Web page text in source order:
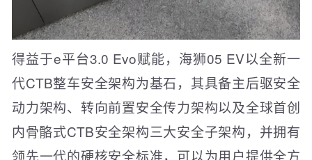
得益于e平台3.0 Evo赋能，海狮05 EV以全新一
代CTB整车安全架构为基石，其具备主后驱安全
动力架构、转向前置安全传力架构以及全球首创
内骨骼式CTB安全架构三大安全子架构，并拥有
领先一代的硬核安全标准，可以为用户提供全方